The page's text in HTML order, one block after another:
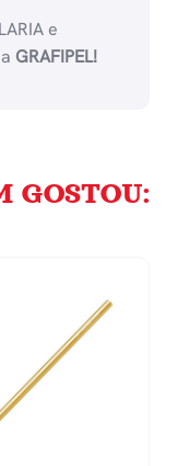
e
GRAFIPEL!
GOSTOU: